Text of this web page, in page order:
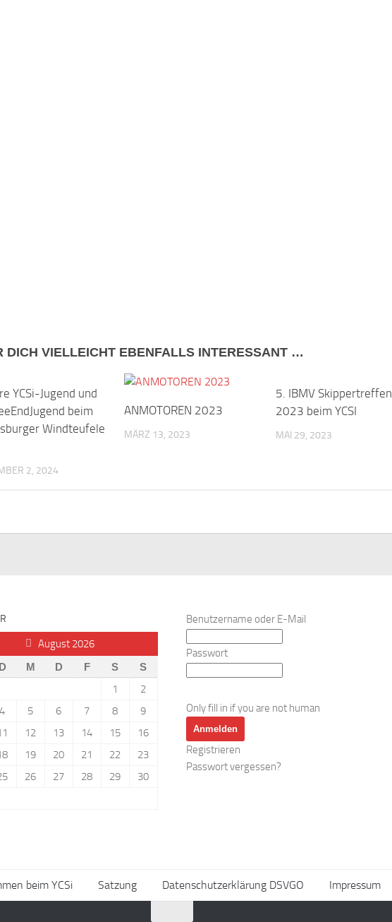
DICH VIELLEICHT EBENFALLS INTERESSANT …
YCSi-Jugend und
beim
Windteufele
2, 2024
ANMOTOREN 2023
MÄRZ 13, 2023
5. IBMV Skippertreffen
2023 beim YCSI
MAI 29, 2023
August 2026
D M D F S S
1
2
4 5 6 7 8
9
12 13 14 15
16
19 20 21 22
23
26 27 28 29
30
Benutzername oder E-Mail
Passwort
Only fill in if you are not human
Registrieren
Passwort vergessen?
beim YCSi Satzung Datenschutzerklärung DSVGO Impressum